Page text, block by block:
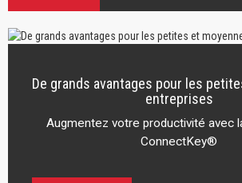
De grands avantages pour les
entreprises
Augmentez votre productivité avec
ConnectKey®